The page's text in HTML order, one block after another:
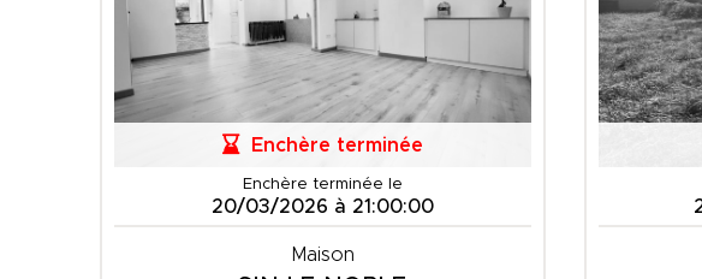
Enchère terminée
Enchère terminée le
20/03/2026 à 21:00:00
Maison